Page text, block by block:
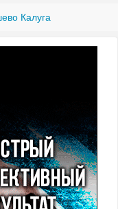
Калуга